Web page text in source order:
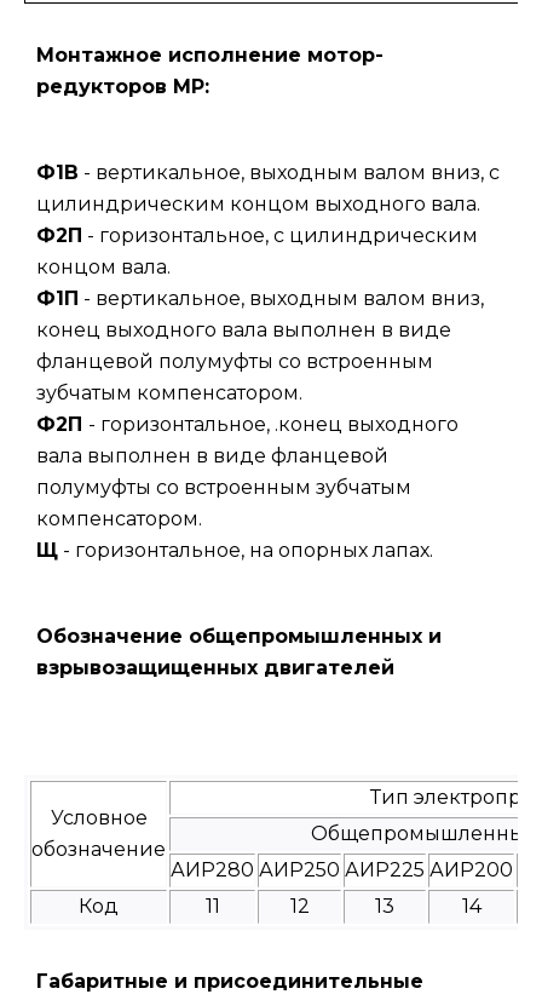
Монтажное исполнение мотор-
редукторов МР:
Ф1В - вертикальное, выходным валом вниз, с
цилиндрическим концом выходного вала.
Ф2П - горизонтальное, с цилиндрическим
концом вала.
Ф1П - вертикальное, выходным валом вниз,
конец выходного вала выполнен в виде
фланцевой полумуфты со встроенным
зубчатым компенсатором.
Ф2П - горизонтальное, .конец выходного
вала выполнен в виде фланцевой
полумуфты со встроенным зубчатым
компенсатором.
Щ - горизонтальное, на опорных лапах.
Обозначение общепромышленных и
взрывозащищенных двигателей
Условное
обозначение
Тип
Общепромышленные
АИР280 АИР250 АИР225 АИР200
Код
11 12 13 14
Габаритные и присоединительные